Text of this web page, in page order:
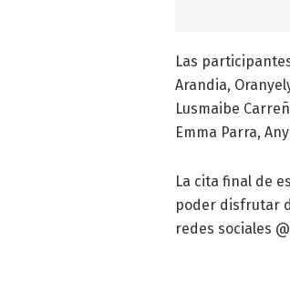
Las
Arandia,
Lusmaibe
Emma Parra,
La cita final de
poder disfrutar
redes sociales